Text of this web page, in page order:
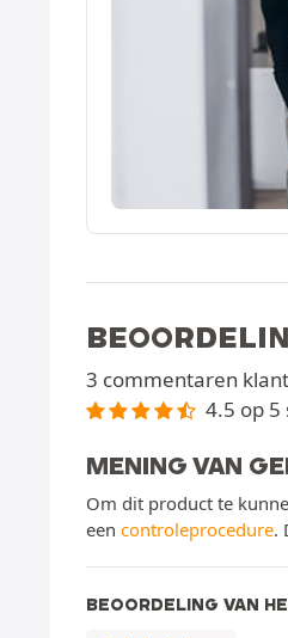
3 commentaren klant
4.5 op
MENING VAN
Om dit product te
een controleprocedure.
BEOORDELING VAN